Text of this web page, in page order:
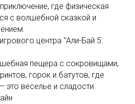
где физическая
с волшебной сказкой и
центра "Али-Бай 5:
пещера с сокровищами,
горок и батутов, где
это веселье и сладости.